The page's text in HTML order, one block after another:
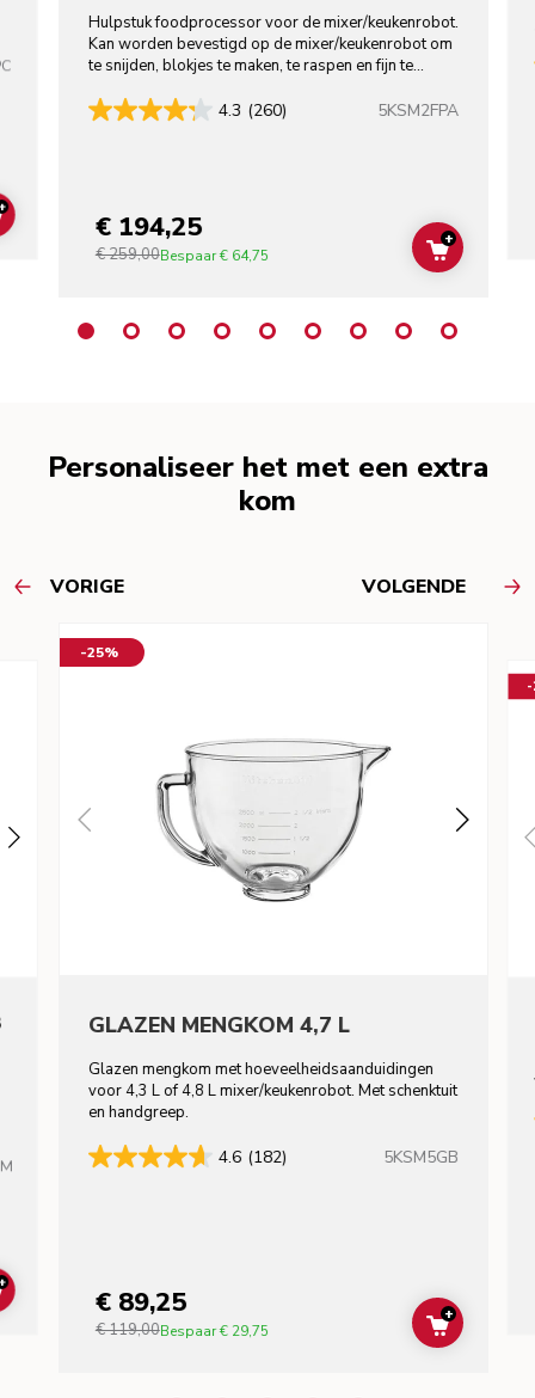
ADD TO CART
Hulpstuk foodprocessor voor de mixer/keukenrobot.
Kan worden bevestigd op de mixer/keukenrobot om
te snijden, blokjes te maken, te raspen en fijn te
4.3 (260) 5KSM2FPA
€ 194,25
€ 259,00Bespaar€ 64,75 ADD TO
+
Personaliseer het met een extra
kom
VORIGE VOLGENDE
ADD TO CART
-25%
GLAZEN MENGKOM 4,7 L
Glazen mengkom met hoeveelheidsaanduidingen
voor 4,3 L of 4,8 L mixer/keukenrobot. Met schenktuit
en handgreep.
4.6 (182) 5KSM5GB
€ 89,25
€ 119,00Bespaar€ 29,75 ADD TO
+
-